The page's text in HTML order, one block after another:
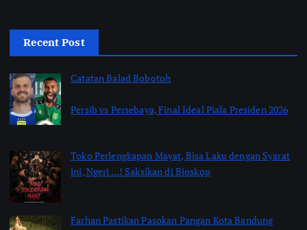
Recent Post
Catatan Balad Bobotoh
Persib vs Persebaya, Final Ideal Piala Presiden 2026
Toko Perlengkapan Mayat, Bisa Laku dengan Syarat
ini, Ngeri …! Saksikan di Bioskop
Farhan Pastikan Pasokan Pangan Kota Bandung